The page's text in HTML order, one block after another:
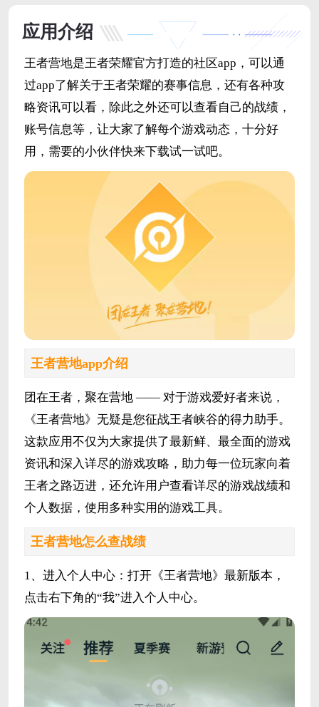
应用介绍
王者营地是王者荣耀官方打造的社区app，可以通
过app了解关于王者荣耀的赛事信息，还有各种攻
略资讯可以看，除此之外还可以查看自己的战绩，
账号信息等，让大家了解每个游戏动态，十分好
用，需要的小伙伴快来下载试一试吧。
王者营地app介绍
团在王者，聚在营地 —— 对于游戏爱好者来说，
《王者营地》无疑是您征战王者峡谷的得力助手。
这款应用不仅为大家提供了最新鲜、最全面的游戏
资讯和深入详尽的游戏攻略，助力每一位玩家向着
王者之路迈进，还允许用户查看详尽的游戏战绩和
个人数据，使用多种实用的游戏工具。
王者营地怎么查战绩
1、进入个人中心：打开《王者营地》最新版本，
点击右下角的“我”进入个人中心。